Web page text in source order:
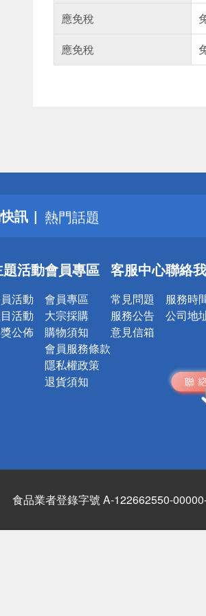
應免稅
應免稅
訊
詐騙網頁！請小心！
得獎公告
熱門話題
銀行優惠
詐騙網頁！請小心！
活動
活動
活動
公佈
會員專區
會員專區
大宗採購
購物須知
會員服務條款
隱私權政策
退貨須知
客服中心
常見問題
服務公告
意見信箱
聯絡
服務時
公司地
食品業者登錄字號 A-122662550-